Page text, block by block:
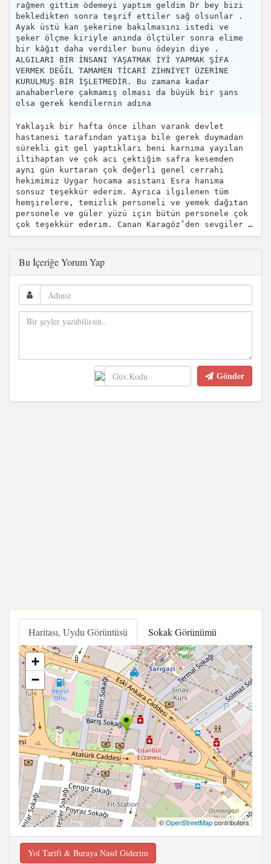
rağmen gittim ödemeyi yaptım geldim Dr bey bizi
bekledikten sonra teşrif ettiler sağ olsunlar .
Ayak üstü kan şekerine bakılmasını istedi ve
şeker ölçme kiriyle anında ölçtüler sonra elime
bir kâğıt daha verdiler bunu ödeyin diye .
ALGILARI BİR İNSANI YAŞATMAK İYİ YAPMAK ŞİFA
VERMEK DEĞİL TAMAMEN TİCARİ ZİHNİYET ÜZERİNE
KURULMUŞ BİR İŞLETMEDİR. Bu zamana kadar
anahaberlere çakmamış olması da büyük bir şans
olsa gerek kendilernin adına
Yaklaşık bir hafta önce ilhan varank devlet
hastanesi tarafından yatışa bile gerek duymadan
sürekli git gel yaptıkları beni karnıma yayılan
iltihaptan ve çok acı çektiğim safra kesemden
aynı gün kurtaran çok değerli genel cerrahi
hekimimiz Uygar hocama asistanı Esra hanıma
sonsuz teşekkür ederim. Ayrıca ilgilenen tüm
hemşirelere, temizlik personeli ve yemek dağıtan
personele ve güler yüzü için bütün personele çok
çok teşekkür ederim. Canan Karagöz’den sevgiler …
Bu İçeriğe Yorum Yap
Gönder
Haritası, Uydu Görüntüsü Sokak Görünümü
+
−
©OpenStreetMapcontributors
Yol Tarifi & Buraya Nasıl Giderim